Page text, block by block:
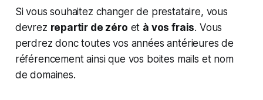
Si vous souhaitez changer de prestataire, vous
devrez repartir de zéro et à vos frais. Vous
perdrez donc toutes vos années antérieures de
référencement ainsi que vos boites mails et nom
de domaines.